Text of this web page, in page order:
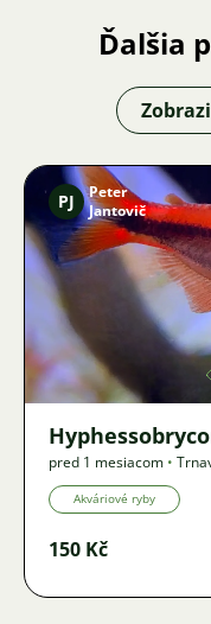
Ďalšia
PJ
Peter
Jantovič
pred 1 mesiacom •
Akváriové ryby
150 Kč